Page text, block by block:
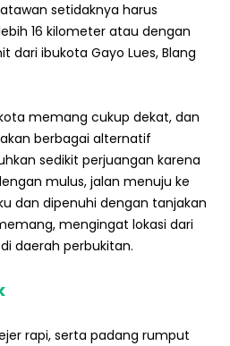
setidaknya harus
16 kilometer atau dengan
dari ibukota Gayo Lues, Blang
memang cukup dekat, dan
berbagai alternatif
sedikit perjuangan karena
mulus, jalan menuju ke
dan dipenuhi dengan tanjakan
mengingat lokasi dari
daerah perbukitan.
rapi, serta padang rumput